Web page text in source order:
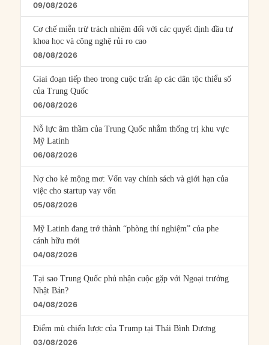
09/08/2026
Cơ chế miễn trừ trách nhiệm đối với các quyết định đầu tư
khoa học và công nghệ rủi ro cao
08/08/2026
Giai đoạn tiếp theo trong cuộc trấn áp các dân tộc thiểu số
của Trung Quốc
06/08/2026
Nỗ lực âm thầm của Trung Quốc nhằm thống trị khu vực
Mỹ Latinh
06/08/2026
Nợ cho kẻ mộng mơ: Vốn vay chính sách và giới hạn của
việc cho startup vay vốn
05/08/2026
Mỹ Latinh đang trở thành “phòng thí nghiệm” của phe
cánh hữu mới
04/08/2026
Tại sao Trung Quốc phủ nhận cuộc gặp với Ngoại trưởng
Nhật Bản?
04/08/2026
Điểm mù chiến lược của Trump tại Thái Bình Dương
03/08/2026